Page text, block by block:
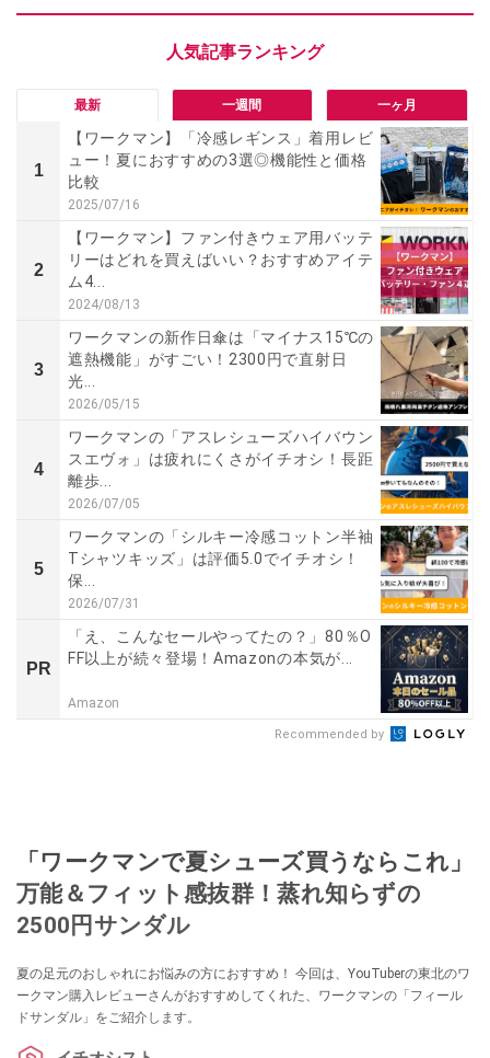
最新 一週間 一ヶ月
1
【ワークマン】「冷感レギンス」着用レビ
ュー！夏におすすめの3選◎機能性と価格
比較
2025/07/16
2
【ワークマン】ファン付きウェア用バッテ
リーはどれを買えばいい？おすすめアイテ
ム4...
2024/08/13
3
ワークマンの新作日傘は「マイナス15℃の
遮熱機能」がすごい！2300円で直射日
光...
2026/05/15
4
ワークマンの「アスレシューズハイバウン
スエヴォ」は疲れにくさがイチオシ！長距
離歩...
2026/07/05
5
ワークマンの「シルキー冷感コットン半袖
Tシャツキッズ」は評価5.0でイチオシ！
保...
2026/07/31
PR
「え、こんなセールやってたの？」80％O
FF以上が続々登場！Amazonの本気が...
Amazon
Recommended by
「ワークマンで夏シューズ買うならこれ」
万能＆フィット感抜群！蒸れ知らずの
2500円サンダル
夏の足元のおしゃれにお悩みの方におすすめ！ 今回は、YouTuberの東北のワ
ークマン購入レビューさんがおすすめしてくれた、ワークマンの「フィール
ドサンダル」をご紹介します。